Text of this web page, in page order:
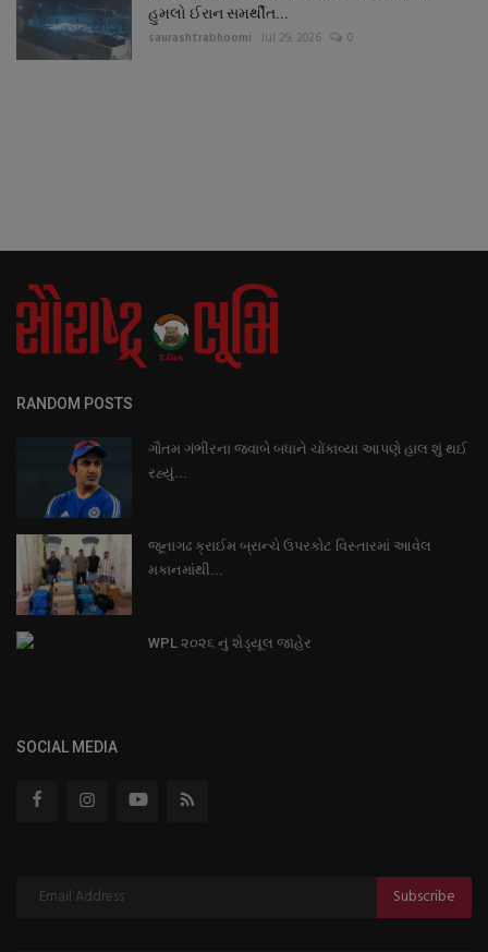
હુમલો ઈરાન સમર્થીત...
saurashtrabhoomi Jul 29, 2026 0
RANDOM POSTS
ગૌતમ ગંભીરના જવાબે બધાને ચોંકાવ્યા આપણે હાલ શું થઈ
રહ્યું...
જૂનાગઢ ક્રાઈમ બ્રાન્ચે ઉપરકોટ વિસ્તારમાં આવેલ
મકાનમાંથી...
WPL ૨૦૨૬ નું શેડ્યૂલ જાહેર
SOCIAL MEDIA
Subscribe